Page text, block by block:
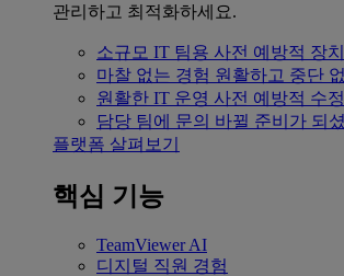
관리하고 최적화하세요.
소규모 IT 팀용 사전 예방적 장
마찰 없는 경험 원활하고 중단
원활한 IT 운영 사전 예방적 수
담당 팀에 문의 바뀔 준비가 되
플랫폼 살펴보기
핵심 기능
TeamViewer AI
디지털 직원 경험